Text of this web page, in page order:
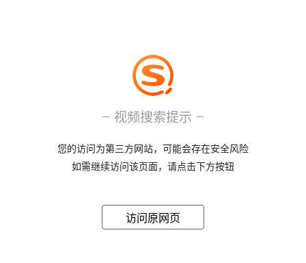
视频搜索提示
您的访问为第三方网站，可能会存在安全风险
如需继续访问该页面，请点击下方按钮
访问原网页